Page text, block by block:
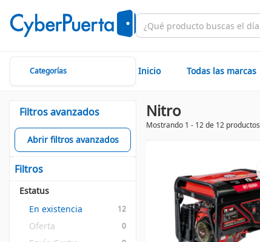
Categorías Inicio Todas las marcas
Filtros avanzados
Abrir filtros avanzados
Filtros
Estatus
En existencia
12
Oferta 0
Nitro
Mostrando 1 - 12 de 12 productos